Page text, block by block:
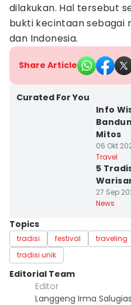
dilakukan. Hal tersebut
bukti kecintaan sebagai
dan Indonesia.
Share Article
Curated For You
Info
Mitos
06 Okt
Travel
5
27 Sep
News
Topics
tradisi festival traveling
tradisi unik
Editorial Team
Editor
Langgeng Irma